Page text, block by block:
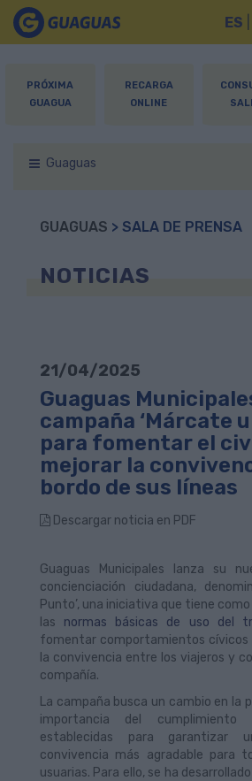
ES
PRÓXIMA
GUAGUA
RECARGA
ONLINE
Guaguas
GUAGUAS > SALA DE PRENSA
NOTICIAS
21/04/2025
Guaguas
campaña ‘Márcate
para fomentar el
mejorar la
bordo de sus líneas
Descargar noticia en PDF
Guaguas Municipales lanza su
concienciación ciudadana,
Punto’, una iniciativa que tiene
las normas básicas de uso del
fomentar comportamientos
la convivencia entre los viajeros y
compañía.
La campaña busca un cambio en la
importancia del
establecidas para garantizar
convivencia más agradable para
usuarias. Para ello, se ha